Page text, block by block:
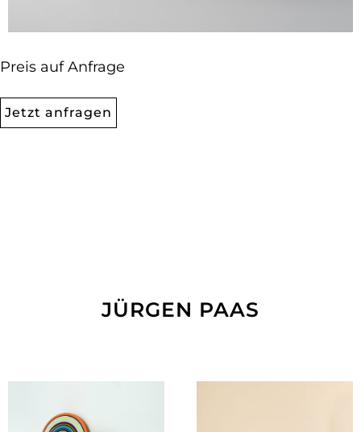
Preis auf Anfrage
Jetzt anfragen
JÜRGEN PAAS